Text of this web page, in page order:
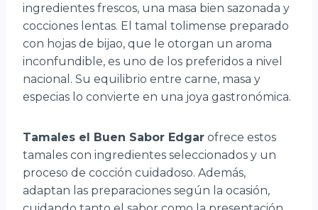
ingredientes frescos, una masa bien sazonada y
cocciones lentas. El tamal tolimense preparado
con hojas de bijao, que le otorgan un aroma
inconfundible, es uno de los preferidos a nivel
nacional. Su equilibrio entre carne, masa y
especias lo convierte en una joya gastronómica.
Tamales el Buen Sabor Edgar ofrece estos
tamales con ingredientes seleccionados y un
proceso de cocción cuidadoso. Además,
adaptan las preparaciones según la ocasión,